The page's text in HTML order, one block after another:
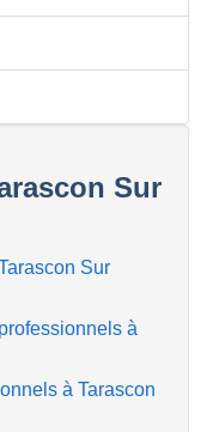
Sur
Sur
à
à Tarascon